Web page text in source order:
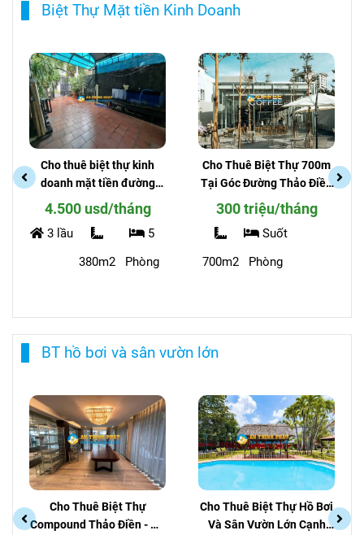
Biệt Thự Mặt tiền Kinh Doanh
Cho thuê biệt thự kinh
doanh mặt tiền đường
Nguyễn Văn Hưởng
phường Thảo Điền
4.500 usd/tháng
3 lầu
380m2
5
Phòng
Cho Thuê Biệt Thự 700m
Tại Góc Đường Thảo Điền
và XLHN - Kinh Doanh Nhà
Hàng, Mặt Tiền Đẹp, Chỗ
Để Xe Rộng
300 triệu/tháng
700m2
Suốt
Phòng
BT hồ bơi và sân vườn lớn
Cho Thuê Biệt Thự
Compound Thảo Điền - Hồ
Cho Thuê Biệt Thự Hồ Bơi
Và Sân Vườn Lớn Cạnh